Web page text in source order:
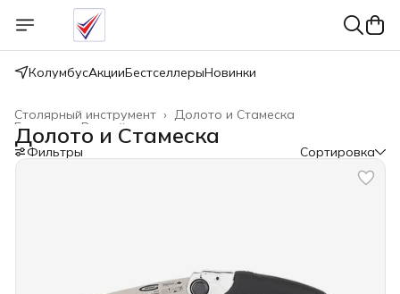
КолумбусАкцииБестселлерыНовинки
Долото и Стамеска
Столярный инструмент ›
Ручной инструмент
Главная
Долото и Стамеска
Фильтры Сортировка